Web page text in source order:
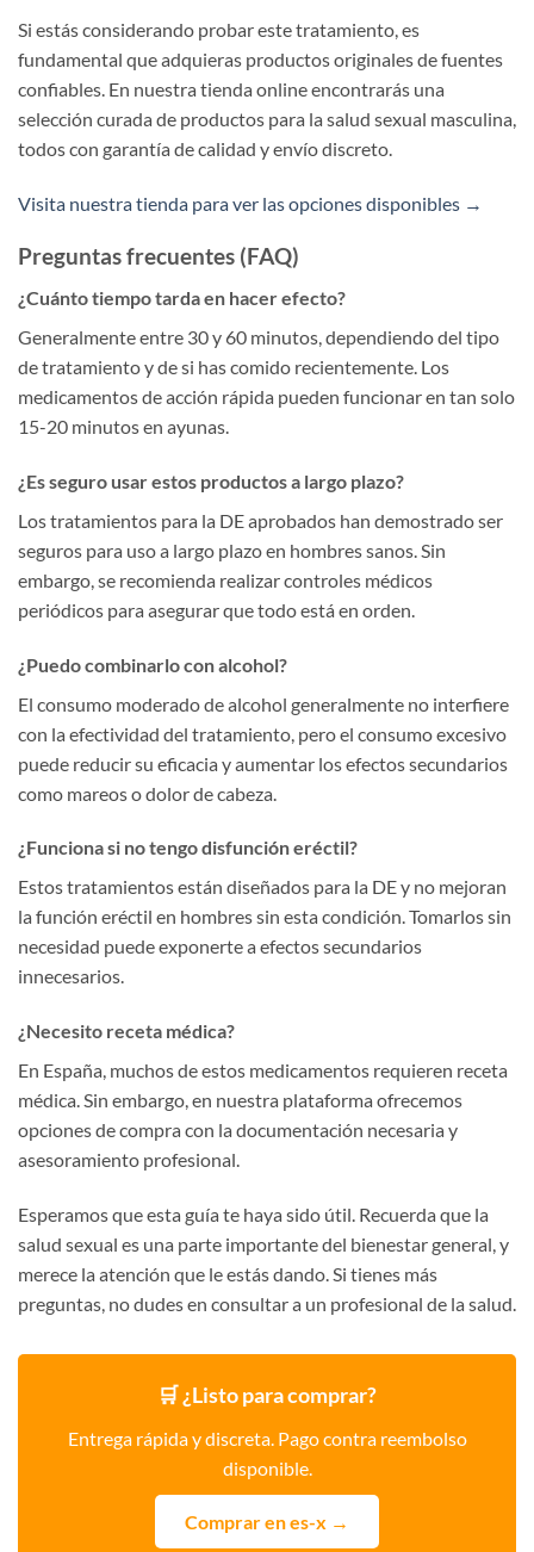
Si estás considerando probar este tratamiento, es
fundamental que adquieras productos originales de fuentes
confiables. En nuestra tienda online encontrarás una
selección curada de productos para la salud sexual masculina,
todos con garantía de calidad y envío discreto.
Visita nuestra tienda para ver las opciones disponibles →
Preguntas frecuentes (FAQ)
¿Cuánto tiempo tarda en hacer efecto?
Generalmente entre 30 y 60 minutos, dependiendo del tipo
de tratamiento y de si has comido recientemente. Los
medicamentos de acción rápida pueden funcionar en tan solo
15-20 minutos en ayunas.
¿Es seguro usar estos productos a largo plazo?
Los tratamientos para la DE aprobados han demostrado ser
seguros para uso a largo plazo en hombres sanos. Sin
embargo, se recomienda realizar controles médicos
periódicos para asegurar que todo está en orden.
¿Puedo combinarlo con alcohol?
El consumo moderado de alcohol generalmente no interfiere
con la efectividad del tratamiento, pero el consumo excesivo
puede reducir su eficacia y aumentar los efectos secundarios
como mareos o dolor de cabeza.
¿Funciona si no tengo disfunción eréctil?
Estos tratamientos están diseñados para la DE y no mejoran
la función eréctil en hombres sin esta condición. Tomarlos sin
necesidad puede exponerte a efectos secundarios
innecesarios.
¿Necesito receta médica?
En España, muchos de estos medicamentos requieren receta
médica. Sin embargo, en nuestra plataforma ofrecemos
opciones de compra con la documentación necesaria y
asesoramiento profesional.
Esperamos que esta guía te haya sido útil. Recuerda que la
salud sexual es una parte importante del bienestar general, y
merece la atención que le estás dando. Si tienes más
preguntas, no dudes en consultar a un profesional de la salud.
🛒 ¿Listo para comprar?
Entrega rápida y discreta. Pago contra reembolso
disponible.
Comprar en es-x →